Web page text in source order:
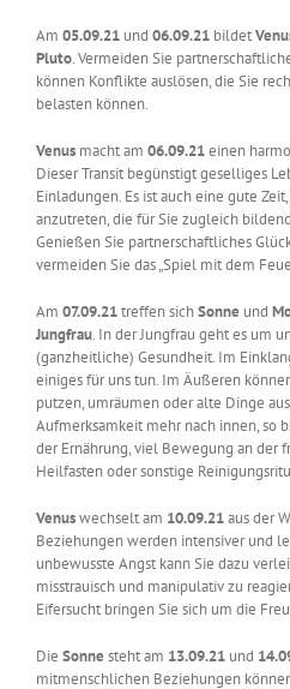
Am 05.09.21 und 06.09.21 bildet
Pluto. Vermeiden Sie
können Konflikte auslösen, die Sie
belasten können.
Venus macht am 06.09.21einen
Dieser Transit begünstigt geselliges
Einladungen. Es ist auch eine gute
anzutreten, die für Sie zugleich
Genießen Sie partnerschaftliches
vermeiden Sie das „Spiel mit dem
Am 07.09.21treffen sichSonne und
Jungfrau. In der Jungfrau geht es um
(ganzheitliche) Gesundheit. Im
einiges für uns tun. Im Äußeren
putzen, umräumen oder alte Dinge
Aufmerksamkeit mehr nach innen, so
der Ernährung, viel Bewegung an der
Heilfasten oder sonstige
Venuswechselt am 10.09.21aus der
Beziehungen werden intensiver und
unbewusste Angst kann Sie dazu
misstrauisch und manipulativ zu
Eifersucht bringen Sie sich um die
Die Sonne steht am 13.09.21 und
mitmenschlichen Beziehungen